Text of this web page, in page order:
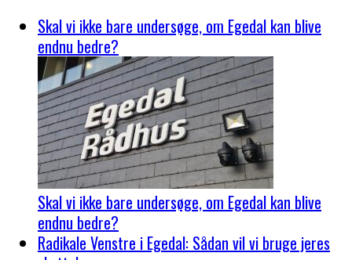
Skal vi ikke bare undersøge, om Egedal kan blive
endnu bedre?
Skal vi ikke bare undersøge, om Egedal kan blive
endnu bedre?
Radikale Venstre i Egedal: Sådan vil vi bruge jeres